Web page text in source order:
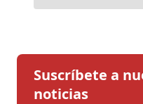
Suscríbete a
noticias